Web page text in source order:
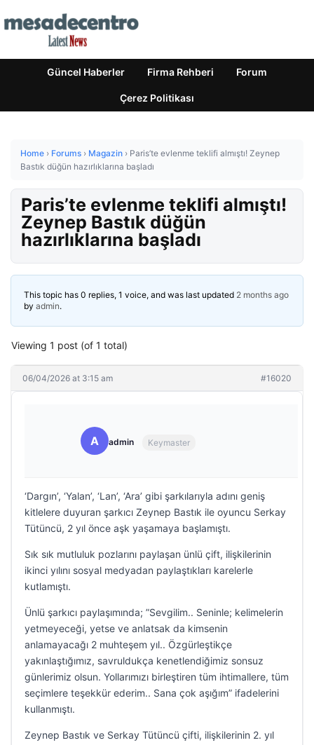
Güncel Haberler Firma Rehberi Forum
Çerez Politikası
Home › Forums › Magazin › Paris’te evlenme teklifi almıştı! Zeynep
Bastık düğün hazırlıklarına başladı
Paris’te evlenme teklifi almıştı!
Zeynep Bastık düğün
hazırlıklarına başladı
This topic has 0 replies, 1 voice, and was last updated 2 months ago
by admin.
Viewing 1 post (of 1 total)
06/04/2026 at 3:15 am #16020
A admin Keymaster
‘Dargın’, ‘Yalan’, ‘Lan’, ‘Ara’ gibi şarkılarıyla adını geniş
kitlelere duyuran şarkıcı Zeynep Bastık ile oyuncu Serkay
Tütüncü, 2 yıl önce aşk yaşamaya başlamıştı.
Sık sık mutluluk pozlarını paylaşan ünlü çift, ilişkilerinin
ikinci yılını sosyal medyadan paylaştıkları karelerle
kutlamıştı.
Ünlü şarkıcı paylaşımında; ”Sevgilim.. Seninle; kelimelerin
yetmeyeceği, yetse ve anlatsak da kimsenin
anlamayacağı 2 muhteşem yıl.. Özgürleştikçe
yakınlaştığımız, savruldukça kenetlendiğimiz sonsuz
günlerimiz olsun. Yollarımızı birleştiren tüm ihtimallere, tüm
seçimlere teşekkür ederim.. Sana çok aşığım” ifadelerini
kullanmıştı.
Zeynep Bastık ve Serkay Tütüncü çifti, ilişkilerinin 2. yıl